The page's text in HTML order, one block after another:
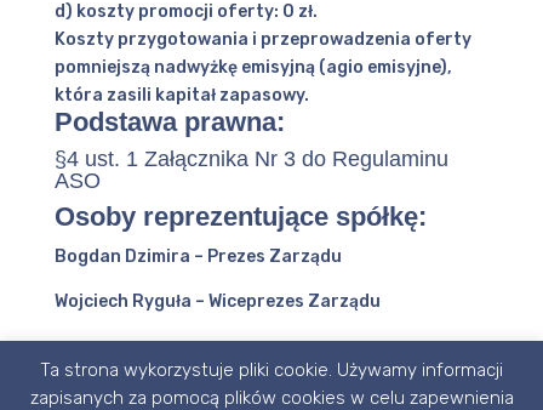
d) koszty promocji oferty: 0 zł.
Koszty przygotowania i przeprowadzenia oferty
pomniejszą nadwyżkę emisyjną (agio emisyjne),
która zasili kapitał zapasowy.
Podstawa prawna:
§4 ust. 1 Załącznika Nr 3 do Regulaminu
ASO
Osoby reprezentujące spółkę:
Bogdan Dzimira – Prezes Zarządu
Wojciech Ryguła – Wiceprezes Zarządu
Ta strona wykorzystuje pliki cookie. Używamy informacji
zapisanych za pomocą plików cookies w celu zapewnienia